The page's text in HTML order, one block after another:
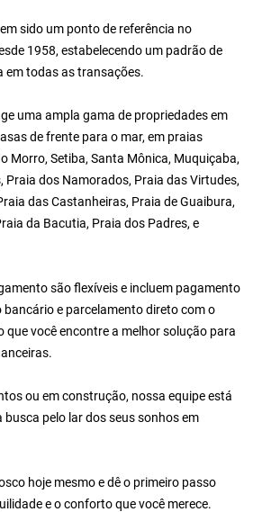
sido um ponto de referência no
1958, estabelecendo um padrão de
em todas as transações.
uma ampla gama de propriedades em
de frente para o mar, em praias
Morro, Setiba, Santa Mônica, Muquiçaba,
Praia dos Namorados, Praia das Virtudes,
das Castanheiras, Praia de Guaibura,
da Bacutia, Praia dos Padres, e
são flexíveis e incluem pagamento
e parcelamento direto com o
você encontre a melhor solução para
ou em construção, nossa equipe está
pelo lar dos seus sonhos em
hoje mesmo e dê o primeiro passo
e o conforto que você merece.